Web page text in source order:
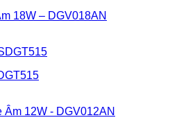
18W – DGV018AN